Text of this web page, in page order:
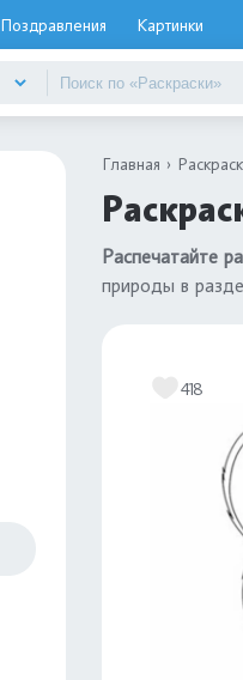
Поздравления Картинки
Главная
Распечатайте
природы в
418